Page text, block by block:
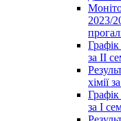
2023/
за ІІ
хімії
за І